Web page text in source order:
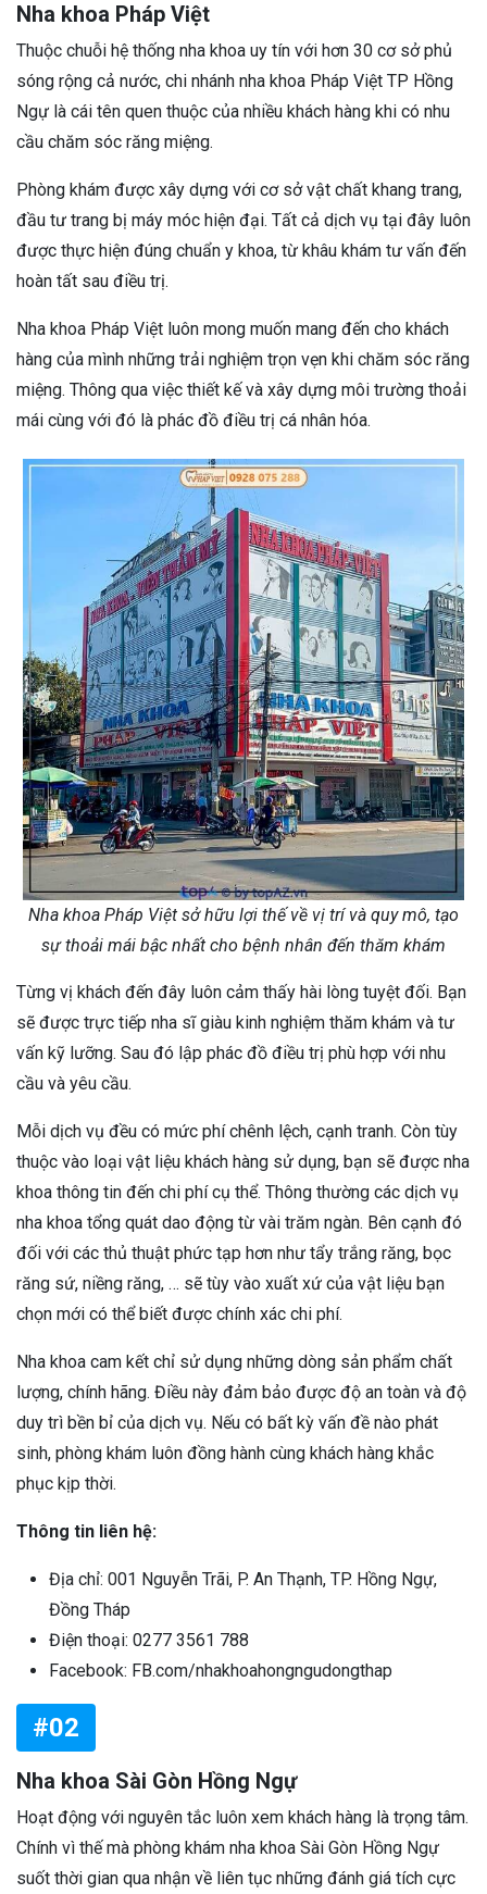
Nha khoa Pháp Việt
Thuộc chuỗi hệ thống nha khoa uy tín với hơn 30 cơ sở phủ
sóng rộng cả nước, chi nhánh nha khoa Pháp Việt TP Hồng
Ngự là cái tên quen thuộc của nhiều khách hàng khi có nhu
cầu chăm sóc răng miệng.
Phòng khám được xây dựng với cơ sở vật chất khang trang,
đầu tư trang bị máy móc hiện đại. Tất cả dịch vụ tại đây luôn
được thực hiện đúng chuẩn y khoa, từ khâu khám tư vấn đến
hoàn tất sau điều trị.
Nha khoa Pháp Việt luôn mong muốn mang đến cho khách
hàng của mình những trải nghiệm trọn vẹn khi chăm sóc răng
miệng. Thông qua việc thiết kế và xây dựng môi trường thoải
mái cùng với đó là phác đồ điều trị cá nhân hóa.
Nha khoa Pháp Việt sở hữu lợi thế về vị trí và quy mô, tạo
sự thoải mái bậc nhất cho bệnh nhân đến thăm khám
Từng vị khách đến đây luôn cảm thấy hài lòng tuyệt đối. Bạn
sẽ được trực tiếp nha sĩ giàu kinh nghiệm thăm khám và tư
vấn kỹ lưỡng. Sau đó lập phác đồ điều trị phù hợp với nhu
cầu và yêu cầu.
Mỗi dịch vụ đều có mức phí chênh lệch, cạnh tranh. Còn tùy
thuộc vào loại vật liệu khách hàng sử dụng, bạn sẽ được nha
khoa thông tin đến chi phí cụ thể. Thông thường các dịch vụ
nha khoa tổng quát dao động từ vài trăm ngàn. Bên cạnh đó
đối với các thủ thuật phức tạp hơn như tẩy trắng răng, bọc
răng sứ, niềng răng, … sẽ tùy vào xuất xứ của vật liệu bạn
chọn mới có thể biết được chính xác chi phí.
Nha khoa cam kết chỉ sử dụng những dòng sản phẩm chất
lượng, chính hãng. Điều này đảm bảo được độ an toàn và độ
duy trì bền bỉ của dịch vụ. Nếu có bất kỳ vấn đề nào phát
sinh, phòng khám luôn đồng hành cùng khách hàng khắc
phục kịp thời.
Thông tin liên hệ:
Địa chỉ: 001 Nguyễn Trãi, P. An Thạnh, TP. Hồng Ngự,
Đồng Tháp
Điện thoại: 0277 3561 788
Facebook: FB.com/nhakhoahongngudongthap
#02
Nha khoa Sài Gòn Hồng Ngự
Hoạt động với nguyên tắc luôn xem khách hàng là trọng tâm.
Chính vì thế mà phòng khám nha khoa Sài Gòn Hồng Ngự
suốt thời gian qua nhận về liên tục những đánh giá tích cực